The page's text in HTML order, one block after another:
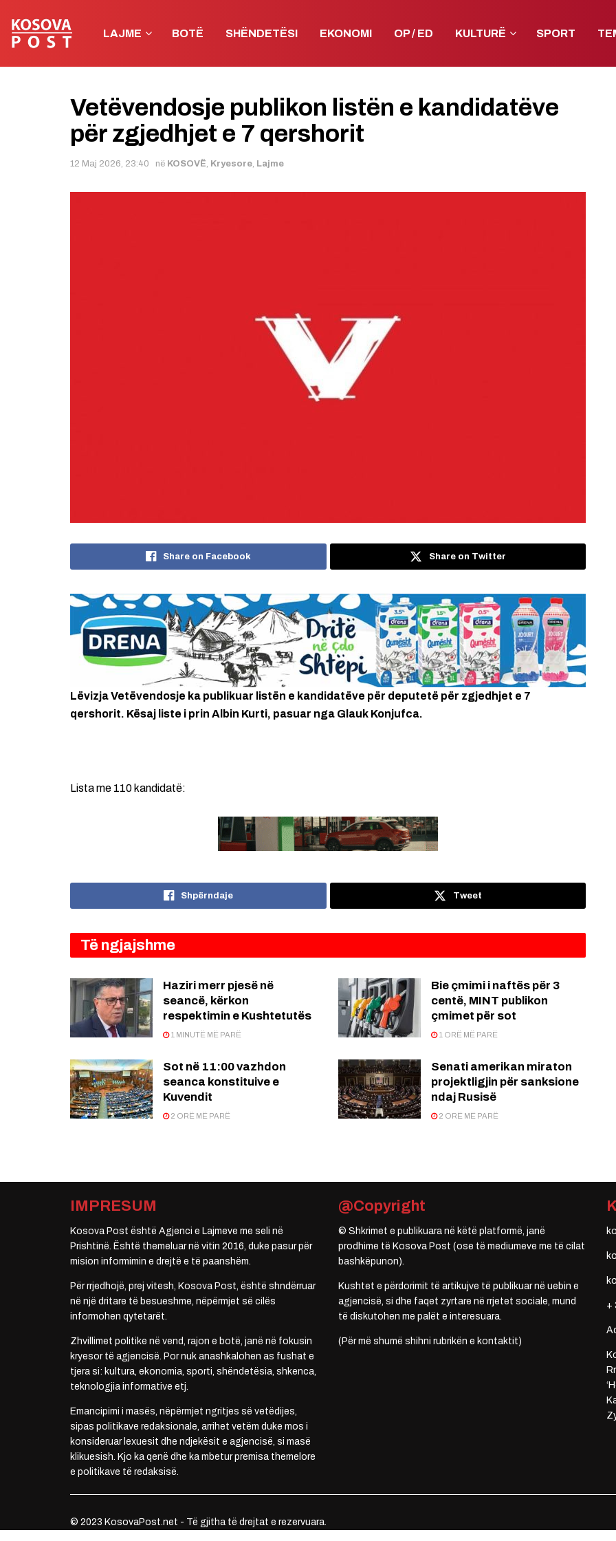
LAJME BOTË SHËNDETËSI EKONOMI OP / ED KULTURË SPORT
Vetëvendosje publikon listën e kandidatëve
për zgjedhjet e 7 qershorit
12 Maj 2026, 23:40 në KOSOVË, Kryesore, Lajme
Share on Facebook Share on Twitter
Lëvizja Vetëvendosje ka publikuar listën e kandidatëve për deputetë për zgjedhjet e 7
qershorit. Kësaj liste i prin Albin Kurti, pasuar nga Glauk Konjufca.
Lista me 110 kandidatë:
Shpërndaje Tweet
Të ngjajshme
Haziri merr pjesë në
seancë, kërkon
respektimin e Kushtetutës
1 MINUTË MË PARË
Bie çmimi i naftës për 3
centë, MINT publikon
çmimet për sot
1 ORË MË PARË
Sot në 11:00 vazhdon
seanca konstituive e
Kuvendit
2 ORË MË PARË
Senati amerikan miraton
projektligjin për sanksione
ndaj Rusisë
2 ORË MË PARË
IMPRESUM
Kosova Post është Agjenci e Lajmeve me seli në
Prishtinë. Është themeluar në vitin 2016, duke pasur për
mision informimin e drejtë e të paanshëm.
Për rrjedhojë, prej vitesh, Kosova Post, është shndërruar
në një dritare të besueshme, nëpërmjet së cilës
informohen qytetarët.
Zhvillimet politike në vend, rajon e botë, janë në fokusin
kryesor të agjencisë. Por nuk anashkalohen as fushat e
tjera si: kultura, ekonomia, sporti, shëndetësia, shkenca,
teknologjia informative etj.
Emancipimi i masës, nëpërmjet ngritjes së vetëdijes,
sipas politikave redaksionale, arrihet vetëm duke mos i
konsideruar lexuesit dhe ndjekësit e agjencisë, si masë
klikuesish. Kjo ka qenë dhe ka mbetur premisa themelore
e politikave të redaksisë.
@Copyright
© Shkrimet e publikuara në këtë platformë, janë
prodhime të Kosova Post (ose të mediumeve me të cilat
bashkëpunon).
Kushtet e përdorimit të artikujve të publikuar në uebin e
agjencisë, si dhe faqet zyrtare në rrjetet sociale, mund
të diskutohen me palët e interesuara.
(Për më shumë shihni rubrikën e kontaktit)
+
© 2023 KosovaPost.net - Të gjitha të drejtat e rezervuara.